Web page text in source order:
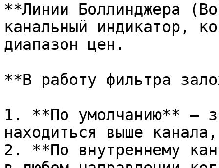
**Линии Боллинджера
канальный индикатор,
диапазон цен.
**В работу фильтра
1. **По умолчанию** –
находиться выше
2. **По внутреннему